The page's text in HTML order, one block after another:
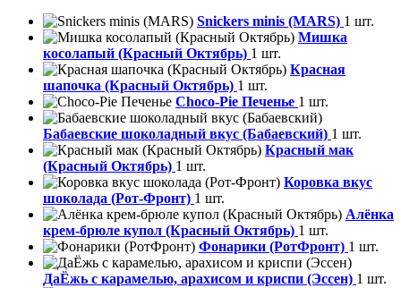
Snickers minis (MARS) 1 шт.
Мишка
косолапый (Красный Октябрь) 1 шт.
Красная
шапочка (Красный Октябрь) 1 шт.
Choco-Pie Печенье 1 шт.
Бабаевские шоколадный вкус (Бабаевский) 1 шт.
Красный мак
(Красный Октябрь) 1 шт.
Коровка вкус
шоколада (Рот-Фронт) 1 шт.
Алёнка
крем-брюле купол (Красный Октябрь) 1 шт.
Фонарики (РотФронт) 1 шт.
ДаЁжь с карамелью, арахисом и криспи (Эссен) 1 шт.